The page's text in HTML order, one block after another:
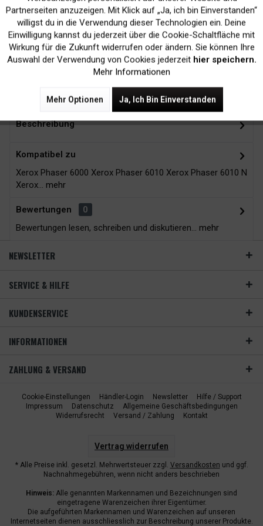
Kein Verlust der
Druckergarantie
Versand innerhalb von
24H*
Zubehör
Beschreibung
Kompatibel zu
Xerox Phaser 6000 Xerox Phaser 6010 Xerox Phaser 6010 N
Xerox... mehr
Bewertungen
0
Bewertungen lesen, schreiben und diskutieren... mehr
NEWSLETTER
SERVICE & HILFE
KUNDENSERVICE
INFORMATIONEN
ZAHLUNG & VERSAND
Cookie-Einstellungen Händler-Login Newsletter
Hilfe / Support
Impressum
Datenschutz
Allgemeine Geschäftsbedingungen
Widerrufsrecht
Versand / Zahlung Kontakt
Vertrag widerrufen
* Alle Preise inkl. gesetzl. Mehrwertsteuer zzgl. Versandkosten und ggf.
Nachnahmegebühren, wenn nicht anders beschrieben
Hinweis: Alle genannten Markennamen und Bezeichnungen sind
eingetragene Warenzeichen ihrer Eigentümer.
Die aufgeführten Markennamen und Warenzeichen auf unseren
Internetseiten dienen ausschliesslich zur Beschreibung unserer Produkte.
Marketing Inaktiv
Tracking Inaktiv
Partnerseiten anzuzeigen. Mit Klick auf „Ja, ich bin Einverstanden“
willigst du in die Verwendung dieser Technologien ein. Deine
Einwilligung kannst du jederzeit über die Cookie-Schaltfläche mit
Wirkung für die Zukunft widerrufen oder ändern. Sie können Ihre
Auswahl der Verwendung von Cookies jederzeit hier speichern.
Mehr Informationen
Mehr Optionen Ja, Ich Bin Einverstanden